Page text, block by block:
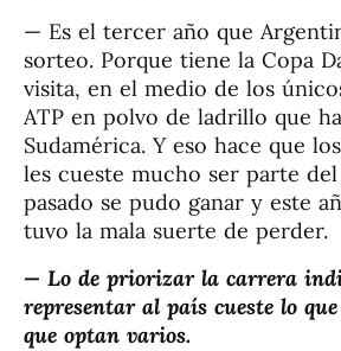
— Es el tercer año que
sorteo. Porque tiene la Copa
visita, en el medio de los
ATP en polvo de ladrillo que
Sudamérica. Y eso hace que
les cueste mucho ser parte
pasado se pudo ganar y este
tuvo la mala suerte de perder.
— Lo de priorizar la carrera
representar al país cueste lo que
que optan varios.